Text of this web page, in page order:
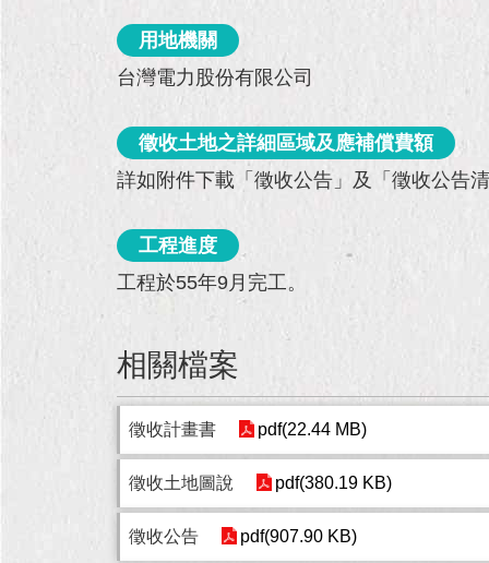
用地機關
台灣電力股份有限公司
徵收土地之詳細區域及應補償費額
詳如附件下載「徵收公告」及「徵收公告
工程進度
工程於55年9月完工。
相關檔案
徵收計畫書 pdf(22.44 MB)
徵收土地圖說 pdf(380.19 KB)
徵收公告 pdf(907.90 KB)